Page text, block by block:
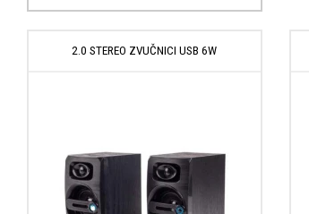
2.0 STEREO ZVUČNICI USB 6W